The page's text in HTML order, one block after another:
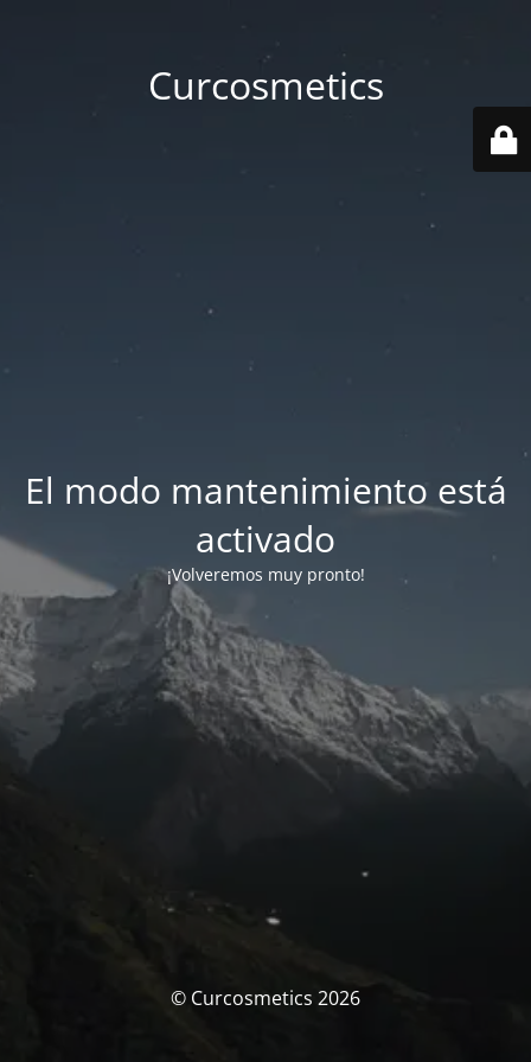
Curcosmetics
El modo mantenimiento está
activado
¡Volveremos muy pronto!
© Curcosmetics 2026